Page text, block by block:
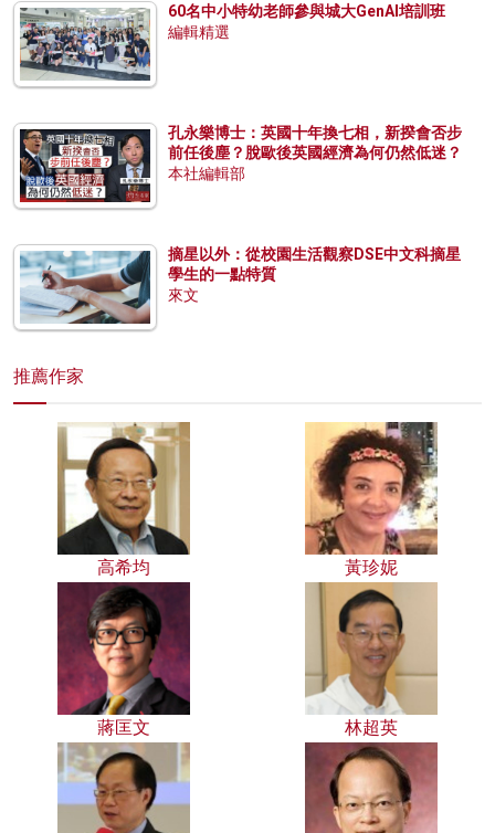
60名中小特幼老師參與城大GenAI培訓班
編輯精選
孔永樂博士：英國十年換七相，新揆會否步
前任後塵？脫歐後英國經濟為何仍然低迷？
本社編輯部
摘星以外：從校園生活觀察DSE中文科摘星
學生的一點特質
來文
推薦作家
高希均 黃珍妮
蔣匡文 林超英